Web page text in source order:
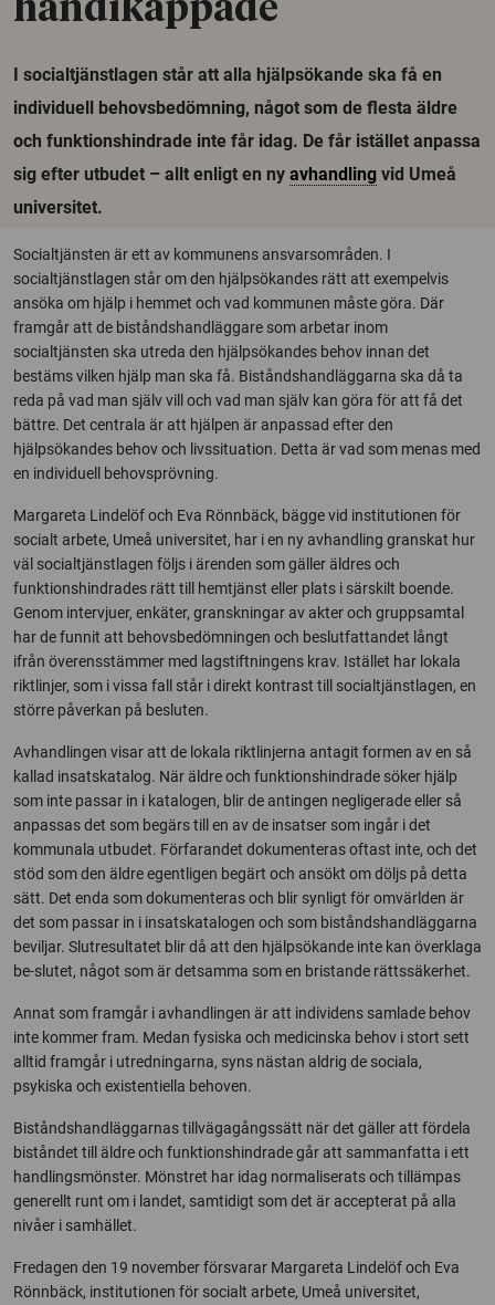
handikappade
I socialtjänstlagen står att alla hjälpsökande ska få en
individuell behovsbedömning, något som de flesta äldre
och funktionshindrade inte får idag. De får istället anpassa
sig efter utbudet – allt enligt en ny avhandling vid Umeå
universitet.
Socialtjänsten är ett av kommunens ansvarsområden. I
socialtjänstlagen står om den hjälpsökandes rätt att exempelvis
ansöka om hjälp i hemmet och vad kommunen måste göra. Där
framgår att de biståndshandläggare som arbetar inom
socialtjänsten ska utreda den hjälpsökandes behov innan det
bestäms vilken hjälp man ska få. Biståndshandläggarna ska då ta
reda på vad man själv vill och vad man själv kan göra för att få det
bättre. Det centrala är att hjälpen är anpassad efter den
hjälpsökandes behov och livssituation. Detta är vad som menas med
en individuell behovsprövning.
Margareta Lindelöf och Eva Rönnbäck, bägge vid institutionen för
socialt arbete, Umeå universitet, har i en ny avhandling granskat hur
väl socialtjänstlagen följs i ärenden som gäller äldres och
funktionshindrades rätt till hemtjänst eller plats i särskilt boende.
Genom intervjuer, enkäter, granskningar av akter och gruppsamtal
har de funnit att behovsbedömningen och beslutfattandet långt
ifrån överensstämmer med lagstiftningens krav. Istället har lokala
riktlinjer, som i vissa fall står i direkt kontrast till socialtjänstlagen, en
större påverkan på besluten.
Avhandlingen visar att de lokala riktlinjerna antagit formen av en så
kallad insatskatalog. När äldre och funktionshindrade söker hjälp
som inte passar in i katalogen, blir de antingen negligerade eller så
anpassas det som begärs till en av de insatser som ingår i det
kommunala utbudet. Förfarandet dokumenteras oftast inte, och det
stöd som den äldre egentligen begärt och ansökt om döljs på detta
sätt. Det enda som dokumenteras och blir synligt för omvärlden är
det som passar in i insatskatalogen och som biståndshandläggarna
beviljar. Slutresultatet blir då att den hjälpsökande inte kan överklaga
be-slutet, något som är detsamma som en bristande rättssäkerhet.
Annat som framgår i avhandlingen är att individens samlade behov
inte kommer fram. Medan fysiska och medicinska behov i stort sett
alltid framgår i utredningarna, syns nästan aldrig de sociala,
psykiska och existentiella behoven.
Biståndshandläggarnas tillvägagångssätt när det gäller att fördela
biståndet till äldre och funktionshindrade går att sammanfatta i ett
handlingsmönster. Mönstret har idag normaliserats och tillämpas
generellt runt om i landet, samtidigt som det är accepterat på alla
nivåer i samhället.
Fredagen den 19 november försvarar Margareta Lindelöf och Eva
Rönnbäck, institutionen för socialt arbete, Umeå universitet,